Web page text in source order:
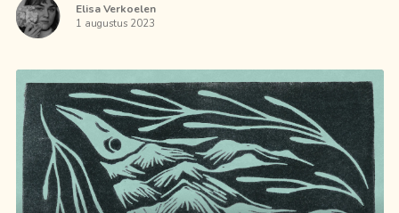
Elisa Verkoelen
1 augustus 2023